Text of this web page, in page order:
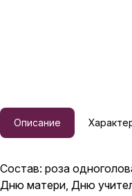
Описание
Состав: роза
Дню матери, Дню